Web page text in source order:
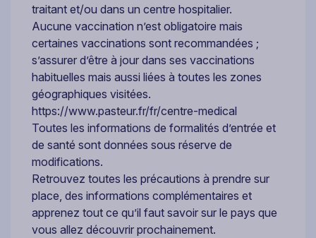
traitant et/ou dans un centre hospitalier.
Aucune vaccination n’est obligatoire mais
certaines vaccinations sont recommandées ;
s’assurer d’être à jour dans ses vaccinations
habituelles mais aussi liées à toutes les zones
géographiques visitées.
https://www.pasteur.fr/fr/centre-medical
Toutes les informations de formalités d’entrée et
de santé sont données sous réserve de
modifications.
Retrouvez toutes les précautions à prendre sur
place, des informations complémentaires et
apprenez tout ce qu’il faut savoir sur le pays que
vous allez découvrir prochainement.